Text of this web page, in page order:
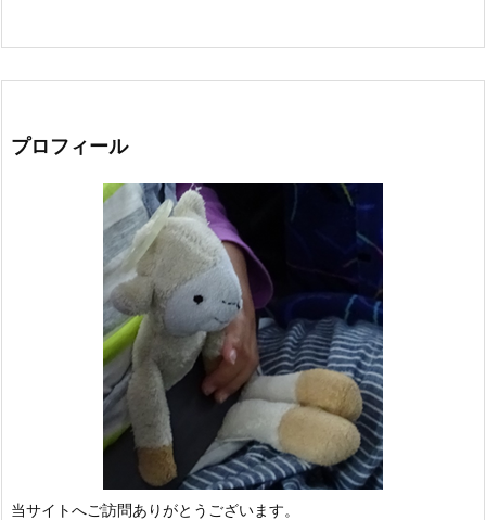
プロフィール
当サイトへご訪問ありがとうございます。